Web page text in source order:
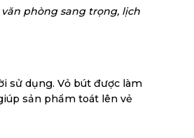
phòng sang trọng, lịch
sử dụng. Vỏ bút được làm
sản phẩm toát lên vẻ